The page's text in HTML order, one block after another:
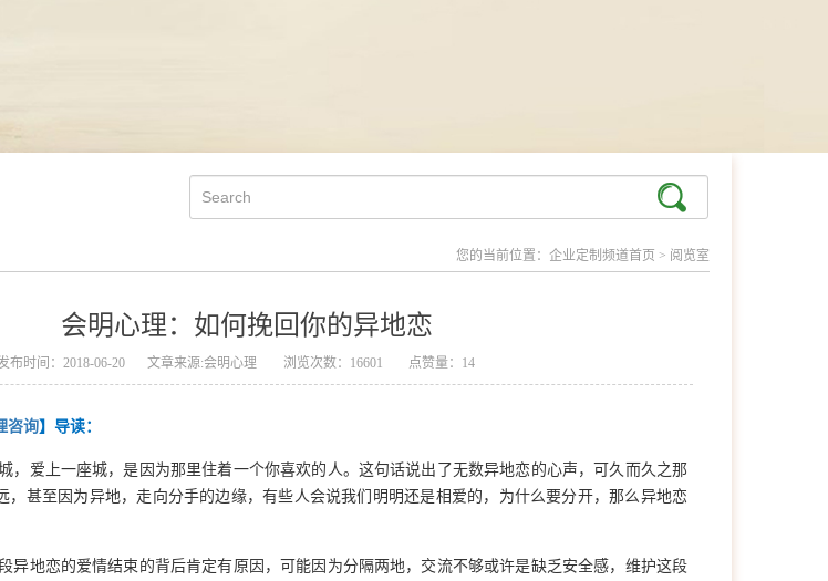
您的当前位置： 企业定制频道首页 > 阅览室
会明心理：如何挽回你的异地恋
布时间：2018-06-20 文章来源:会明心理 浏览次数：16601 点赞量：14
咨询】导读：
，爱上一座城，是因为那里住着一个你喜欢的人。这句话说出了无数异地恋的心声，可久而久之那
，甚至因为异地，走向分手的边缘，有些人会说我们明明还是相爱的，为什么要分开，那么异地恋
异地恋的爱情结束的背后肯定有原因，可能因为分隔两地，交流不够或许是缺乏安全感，维护这段